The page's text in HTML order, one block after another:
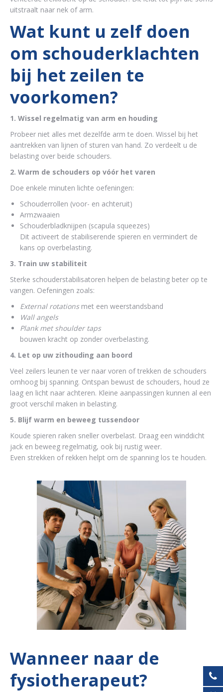
uitstraalt naar nek of arm.
Wat kunt u zelf doen
om schouderklachten
bij het zeilen te
voorkomen?
1. Wissel regelmatig van arm en houding
Probeer niet alles met dezelfde arm te doen. Wissel bij het
aantrekken van lijnen of sturen van hand. Zo verdeelt u de
belasting over beide schouders.
2. Warm de schouders op vóór het varen
Doe enkele minuten lichte oefeningen:
Schouderrollen (voor- en achteruit)
Armzwaaien
Schouderbladknijpen (scapula squeezes)
Dit activeert de stabiliserende spieren en vermindert de
kans op overbelasting.
3. Train uw stabiliteit
Sterke schouderstabilisatoren helpen de belasting beter op te
vangen. Oefeningen zoals:
External rotationsmet een weerstandsband
Wall angels
Plank met shoulder taps
bouwen kracht op zonder overbelasting.
4. Let op uw zithouding aan boord
Veel zeilers leunen te ver naar voren of trekken de schouders
omhoog bij spanning. Ontspan bewust de schouders, houd ze
laag en licht naar achteren. Kleine aanpassingen kunnen al een
groot verschil maken in belasting.
5. Blijf warm en beweeg tussendoor
Koude spieren raken sneller overbelast. Draag een winddicht
jack en beweeg regelmatig, ook bij rustig weer.
Even strekken of rekken helpt om de spanning los te houden.
Wanneer naar de
fysiotherapeut?